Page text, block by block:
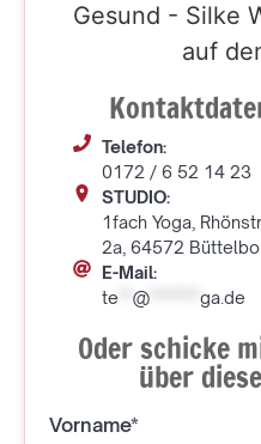
Telefon:
0172 / 6 52 14 23
STUDIO:
1fach Yoga, Rhönstr.
2a, 64572
E-Mail:
te** @******* ga.de
Oder schicke
über
Vorname*